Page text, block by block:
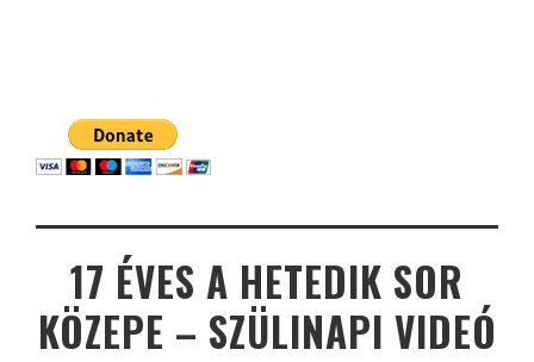
17 ÉVES A HETEDIK SOR
KÖZEPE – SZÜLINAPI VIDEÓ